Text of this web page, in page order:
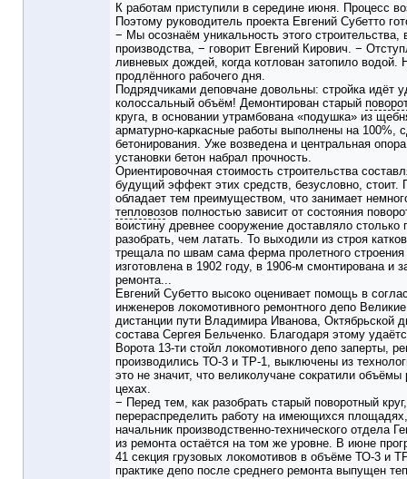
К работам приступили в середине июня. Процесс
Поэтому руководитель проекта Евгений Субетто
− Мы осознаём уникальность этого строительства,
производства, − говорит Евгений Кирович. −
ливневых дождей, когда котлован затопило
продлённого рабочего дня.
Подрядчиками деповчане довольны: стройка
колоссальный объём! Демонтирован старый
круга, в основании утрамбована «подушка» из
арматурно-каркасные работы выполнены на 100%,
бетонирования. Уже возведена и центральная
установки бетон набрал прочность.
Ориентировочная стоимость строительства
будущий эффект этих средств, безусловно, стоит.
обладает тем преимуществом, что занимает
тепловозов полностью зависит от состояния
воистину древнее сооружение доставляло
разобрать, чем латать. То выходили из строя
трещала по швам сама ферма пролетного
изготовлена в 1902 году, в 1906-м смонтирована и
ремонта...
Евгений Субетто высоко оценивает помощь в
инженеров локомотивного ремонтного депо
дистанции пути Владимира Иванова, Октябрьской
состава Сергея Бельченко. Благодаря этому
Ворота 13-ти стойл локомотивного депо заперты,
производились ТО-3 и ТР-1, выключены из
это не значит, что великолучане сократили
цехах.
− Перед тем, как разобрать старый поворотный
перераспределить работу на имеющихся
начальник производственно-технического отдела
из ремонта остаётся на том же уровне. В июне
41 секция грузовых локомотивов в объёме ТО-3 и
практике депо после среднего ремонта выпущен